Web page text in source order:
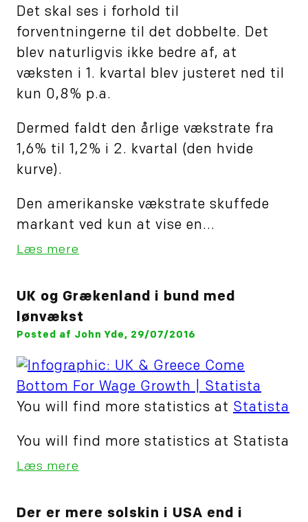
Det skal ses i forhold til
forventningerne til det dobbelte. Det
blev naturligvis ikke bedre af, at
væksten i 1. kvartal blev justeret ned til
kun 0,8% p.a.
Dermed faldt den årlige vækstrate fra
1,6% til 1,2% i 2. kvartal (den hvide
kurve).
Den amerikanske vækstrate skuffede
markant ved kun at vise en...
Læs mere
UK og Grækenland i bund med
lønvækst
Posted af John Yde, 29/07/2016
You will find more statistics at Statista
You will find more statistics at Statista
Læs mere
Der er mere solskin i USA end i